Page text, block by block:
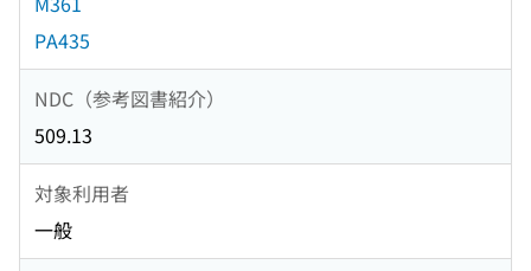
PA435
NDC（参考図書紹介）
509.13
対象利用者
一般